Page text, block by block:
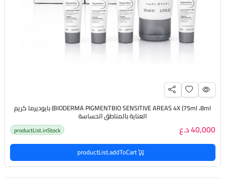
BIODERMA PIGMENTBIO SENSITIVE AREAS 4X (75ml ،8ml) بايوديرما كريم
العناية بالمناطق الحساسة
40,000 د.ع productList.inStock
productList.addToCart